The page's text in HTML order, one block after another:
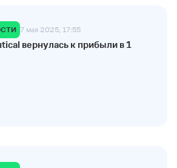
7 мая 2025, 17:55
вернулась к прибыли в 1